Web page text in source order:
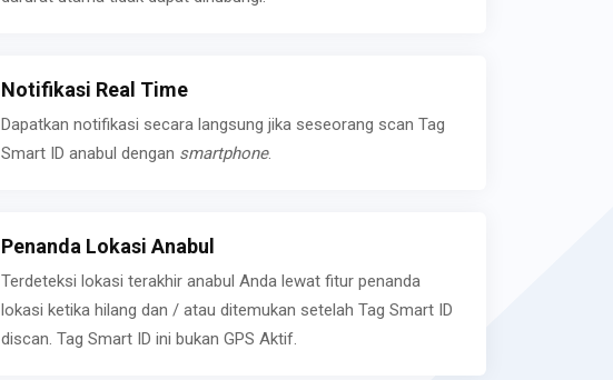
Notifikasi Real Time
Dapatkan notifikasi secara langsung jika seseorang scan Tag
Smart ID anabul dengan smartphone.
Penanda Lokasi Anabul
Terdeteksi lokasi terakhir anabul Anda lewat fitur penanda
lokasi ketika hilang dan / atau ditemukan setelah Tag Smart ID
discan. Tag Smart ID ini bukan GPS Aktif.